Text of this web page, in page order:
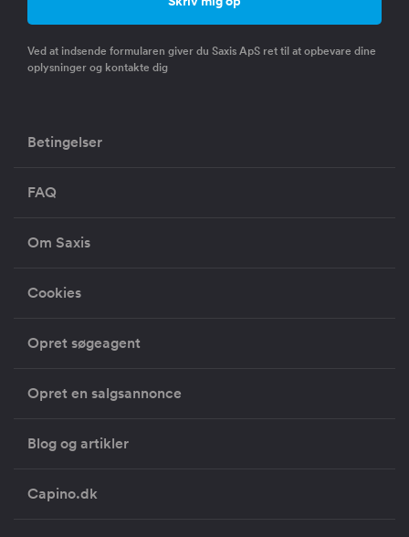
Ved at indsende formularen giver du Saxis ApS ret til at opbevare dine
oplysninger og kontakte dig
Betingelser
FAQ
Om Saxis
Cookies
Opret søgeagent
Opret en salgsannonce
Blog og artikler
Capino.dk